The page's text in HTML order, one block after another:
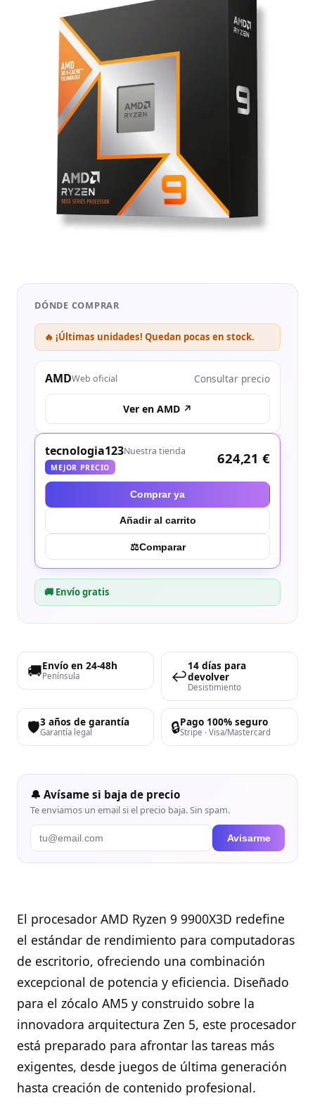
DÓNDE COMPRAR
🔥 ¡Últimas unidades! Quedan pocas en stock.
AMDWeb oficial Consultar precio
Ver en AMD ↗
tecnologia123Nuestra tienda
MEJOR PRECIO
624,21 €
Comprar ya
Añadir al carrito
⚖︎Comparar
🚚 Envío gratis
🚚Envío en 24-48h
Península ↩️
14 días para
devolver
Desistimiento
🛡️3 años de garantía
Garantía legal 🔒Pago 100% seguro
Stripe · Visa/Mastercard
🔔 Avísame si baja de precio
Te enviamos un email si el precio baja. Sin spam.
Avisarme
El procesador AMD Ryzen 9 9900X3D redefine
el estándar de rendimiento para computadoras
de escritorio, ofreciendo una combinación
excepcional de potencia y eficiencia. Diseñado
para el zócalo AM5 y construido sobre la
innovadora arquitectura Zen 5, este procesador
está preparado para afrontar las tareas más
exigentes, desde juegos de última generación
hasta creación de contenido profesional.